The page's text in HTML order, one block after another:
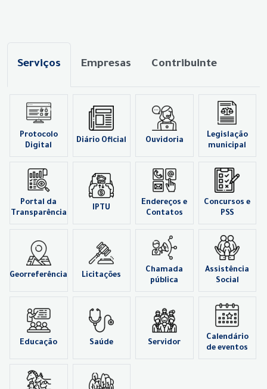
Serviços Empresas Contribuinte
Protocolo
Digital
Diário Oficial Ouvidoria
Legislação
municipal
Portal da
Transparência
IPTU
Endereços e
Contatos
Concursos e
PSS
Georreferência Licitações
Chamada
pública
Assistência
Social
Educação Saúde Servidor
Calendário
de eventos